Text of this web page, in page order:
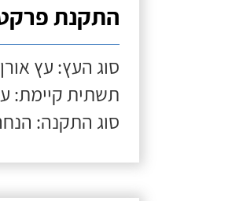
התקנת
סוג העץ: עץ אורן
תשתית קיימת:
סוג התקנה: